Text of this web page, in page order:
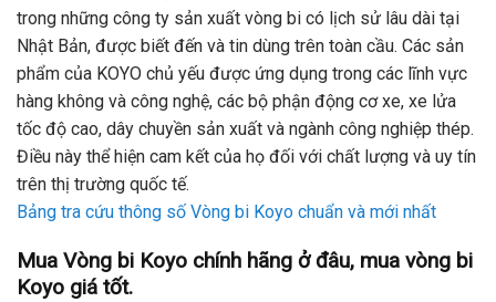
trong những công ty sản xuất vòng bi có lịch sử lâu dài tại
Nhật Bản, được biết đến và tin dùng trên toàn cầu. Các sản
phẩm của KOYO chủ yếu được ứng dụng trong các lĩnh vực
hàng không và công nghệ, các bộ phận động cơ xe, xe lửa
tốc độ cao, dây chuyền sản xuất và ngành công nghiệp thép.
Điều này thể hiện cam kết của họ đối với chất lượng và uy tín
trên thị trường quốc tế.
Bảng tra cứu thông số Vòng bi Koyo chuẩn và mới nhất
Mua Vòng bi Koyo chính hãng ở đâu, mua vòng bi
Koyo giá tốt.